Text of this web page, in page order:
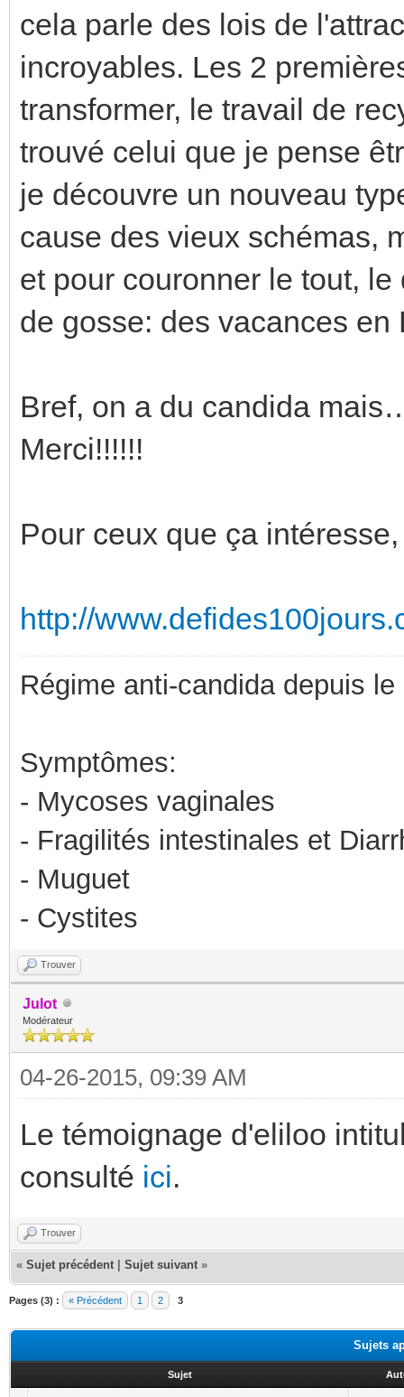
cela parle des lois de
incroyables. Les 2
transformer, le travail de
trouvé celui que je pense
je découvre un nouveau
cause des vieux schémas,
et pour couronner le tout,
de gosse: des vacances en
Bref, on a du candida
Merci!!!!!!
Pour ceux que ça
http://
Régime anti-candida depuis
Symptômes:
- Mycoses vaginales
- Fragilités intestinales et
- Muguet
- Cystites
Trouver
Julot
Modérateur
04-26-2015, 09:39 AM
Le témoignage d'eliloo
consulté ici.
Trouver
« Sujet précédent Sujet suivant »
Pages (3) : « Précédent 1 2 3
Sujets
Sujet